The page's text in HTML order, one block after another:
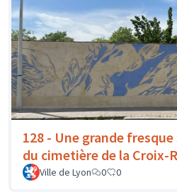
128 - Une grande
du cimetière de la Croix-
Ville de Lyon 0 0